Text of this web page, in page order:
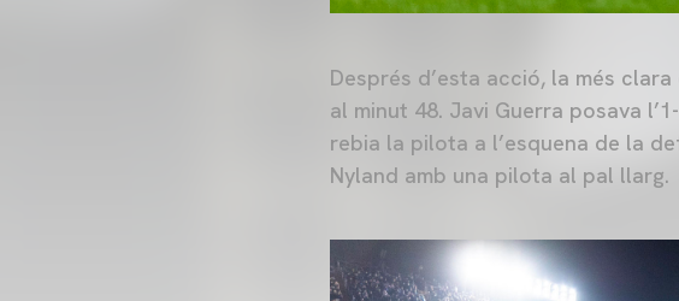
Després d’esta acció, la més
al minut 48. Javi Guerra posava
rebia la pilota a l’esquena de la
Nyland amb una pilota al pal llarg.